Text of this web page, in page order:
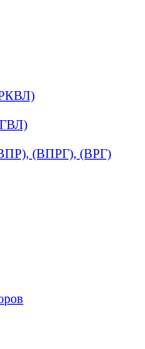
(ВПРГ), (ВРГ)